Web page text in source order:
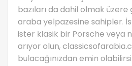
bazıları da dahil olmak üzere
araba yelpazesine sahipler.
ister klasik bir Porsche veya
arıyor olun,
bulacağınızdan emin